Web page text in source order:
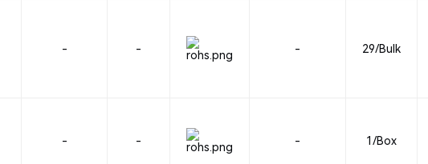
- - - 29/Bulk
- - - 1/Box